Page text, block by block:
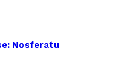
Nosferatu